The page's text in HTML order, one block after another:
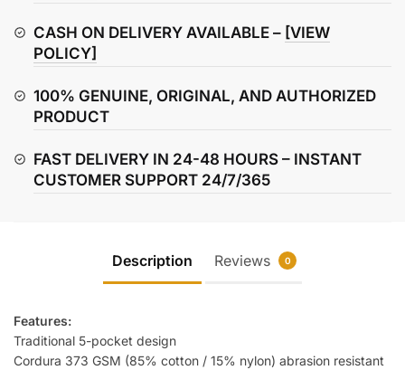
CASH ON DELIVERY AVAILABLE – [VIEW
POLICY]
100% GENUINE, ORIGINAL, AND AUTHORIZED
PRODUCT
FAST DELIVERY IN 24-48 HOURS – INSTANT
CUSTOMER SUPPORT 24/7/365
Description Reviews 0
Features:
Traditional 5-pocket design
Cordura 373 GSM (85% cotton / 15% nylon) abrasion resistant